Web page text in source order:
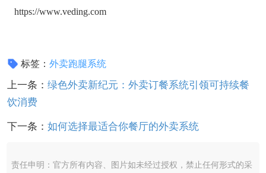
https://www.veding.com
标签：外卖跑腿系统
上一条： 绿色外卖新纪元：外卖订餐系统引领可持续餐
饮消费
下一条： 如何选择最适合你餐厅的外卖系统
责任申明：官方所有内容、图片如未经过授权，禁止任何形式的采